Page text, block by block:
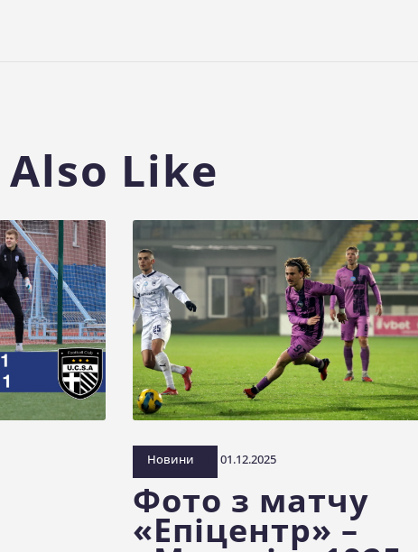
Like
Новини 01.12.2025
Фото з матчу
«Епіцентр» –